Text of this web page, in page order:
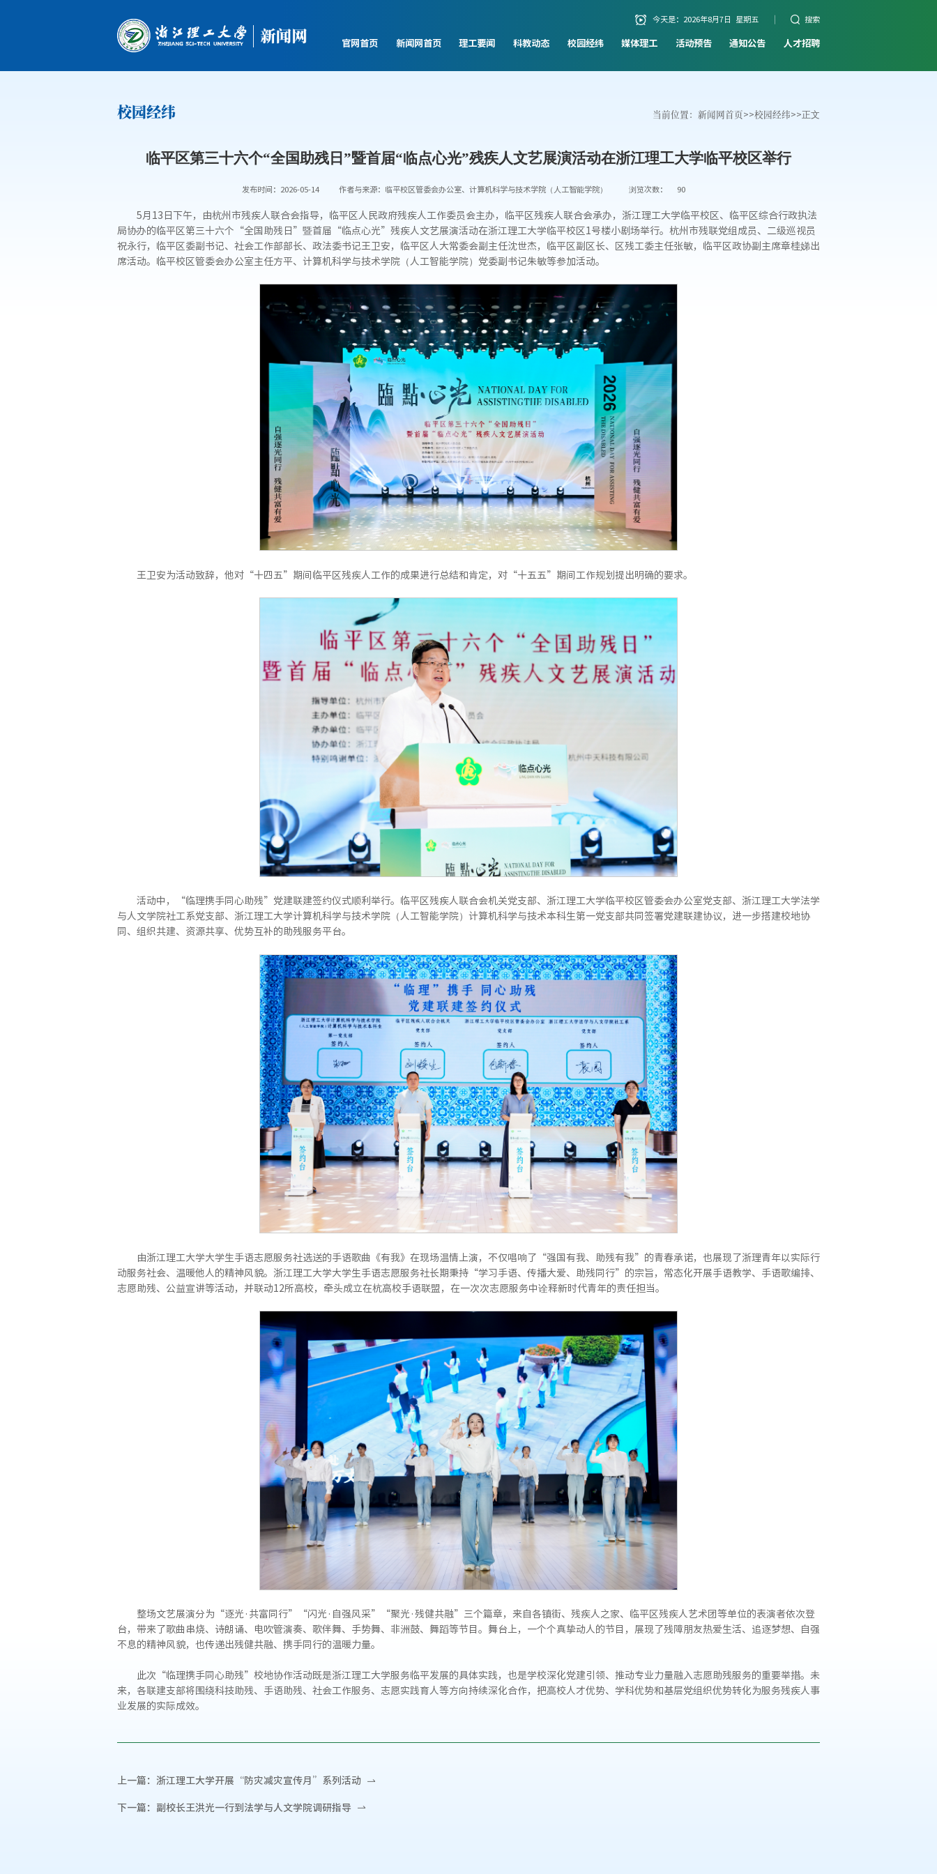
今天是： 2026年8月7日 星期五 搜索
官网首页 新闻网首页 理工要闻 科教动态 校园经纬 媒体理工 活动预告 通知公告 人才招聘
校园经纬 当前位置： 新闻网首页>>校园经纬>>正文
临平区第三十六个“全国助残日”暨首届“临点心光”残疾人文艺展演活动在浙江理工大学临平校区举行
发布时间：2026-05-14 作者与来源：临平校区管委会办公室、计算机科学与技术学院（人工智能学院） 浏览次数： 90
5月13日下午，由杭州市残疾人联合会指导，临平区人民政府残疾人工作委员会主办，临平区残疾人联合会承办，浙江理工大学临平校区、临平区综合行政执法
局协办的临平区第三十六个“全国助残日”暨首届“临点心光”残疾人文艺展演活动在浙江理工大学临平校区1号楼小剧场举行。杭州市残联党组成员、二级巡视员
祝永行，临平区委副书记、社会工作部部长、政法委书记王卫安，临平区人大常委会副主任沈世杰，临平区副区长、区残工委主任张敏，临平区政协副主席章桂娣出
席活动。临平校区管委会办公室主任方平、计算机科学与技术学院（人工智能学院）党委副书记朱敏等参加活动。
王卫安为活动致辞，他对“十四五”期间临平区残疾人工作的成果进行总结和肯定，对“十五五”期间工作规划提出明确的要求。
活动中，“临理携手同心助残”党建联建签约仪式顺利举行。临平区残疾人联合会机关党支部、浙江理工大学临平校区管委会办公室党支部、浙江理工大学法学
与人文学院社工系党支部、浙江理工大学计算机科学与技术学院（人工智能学院）计算机科学与技术本科生第一党支部共同签署党建联建协议，进一步搭建校地协
同、组织共建、资源共享、优势互补的助残服务平台。
由浙江理工大学大学生手语志愿服务社选送的手语歌曲《有我》在现场温情上演，不仅唱响了“强国有我、助残有我”的青春承诺，也展现了浙理青年以实际行
动服务社会、温暖他人的精神风貌。浙江理工大学大学生手语志愿服务社长期秉持“学习手语、传播大爱、助残同行”的宗旨，常态化开展手语教学、手语歌编排、
志愿助残、公益宣讲等活动，并联动12所高校，牵头成立在杭高校手语联盟，在一次次志愿服务中诠释新时代青年的责任担当。
整场文艺展演分为“逐光·共富同行”“闪光·自强风采”“聚光·残健共融”三个篇章，来自各镇街、残疾人之家、临平区残疾人艺术团等单位的表演者依次登
台，带来了歌曲串烧、诗朗诵、电吹管演奏、歌伴舞、手势舞、非洲鼓、舞蹈等节目。舞台上，一个个真挚动人的节目，展现了残障朋友热爱生活、追逐梦想、自强
不息的精神风貌，也传递出残健共融、携手同行的温暖力量。
此次“临理携手同心助残”校地协作活动既是浙江理工大学服务临平发展的具体实践，也是学校深化党建引领、推动专业力量融入志愿助残服务的重要举措。未
来，各联建支部将围绕科技助残、手语助残、社会工作服务、志愿实践育人等方向持续深化合作，把高校人才优势、学科优势和基层党组织优势转化为服务残疾人事
业发展的实际成效。
上一篇： 浙江理工大学开展“防灾减灾宣传月”系列活动
下一篇： 副校长王洪光一行到法学与人文学院调研指导